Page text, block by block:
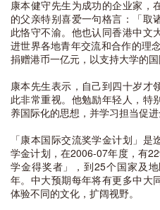
康本健守先生为成功的企业家，
的父亲特别喜爱一句格言：「取
此恪守不渝。他也认同香港中文
进世界各地青年交流和合作的理
捐赠港币一亿元，以支持大学的国
康本先生表示，自己到四十岁才
此非常重视。他勉励年轻人，特
养国际化的思想，并学习担当促进
「康本国际交流奖学金计划」
学金计划，在2006-07年度，有
学金得奖者」，到25个国家及
年。中大预期每年将有更多中大
体验不同的文化，扩阔视野。